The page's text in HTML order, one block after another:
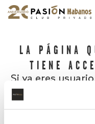
LA PÁGINA
TIENE
Si ya eres